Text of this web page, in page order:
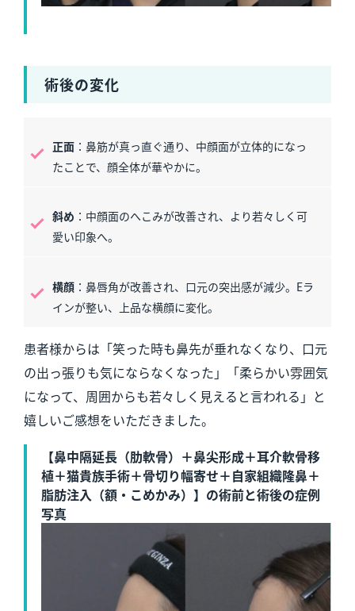
術後の変化
正面：鼻筋が真っ直ぐ通り、中顔面が立体的になっ
たことで、顔全体が華やかに。
斜め ：中顔面のへこみが改善され、より若々しく可
愛い印象へ。
横顔：鼻唇角が改善され、口元の突出感が減少。Eラ
インが整い、上品な横顔に変化。
患者様からは「笑った時も鼻先が垂れなくなり、口元
の出っ張りも気にならなくなった」「柔らかい雰囲気
になって、周囲からも若々しく見えると言われる」と
嬉しいご感想をいただきました。
【鼻中隔延長（肋軟骨）＋鼻尖形成＋耳介軟骨移
植＋猫貴族手術＋骨切り幅寄せ＋自家組織隆鼻＋
脂肪注入（額・こめかみ）】の術前と術後の症例
写真